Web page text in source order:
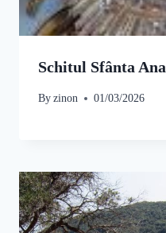
Schitul Sfânta Ana
Byzinon 01/03/2026